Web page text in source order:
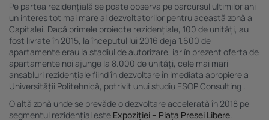
Pe partea rezidențială se poate observa pe parcursul ultimilor ani
un interes tot mai mare al dezvoltatorilor pentru această zonă a
Capitalei. Dacă primele proiecte rezidențiale, 100 de unități, au
fost livrate în 2015, la începutul lui 2016 deja 1.600 de
apartamente erau la stadiul de autorizare, iar în prezent oferta de
apartamente noi ajunge la 8.000 de unități, cele mai mari
ansabluri rezidențiale fiind în dezvoltare în imediata apropiere a
Universității Politehnică, potrivit unui studiu ESOP Consulting .
O altă zonă unde se prevăde o dezvoltare accelerată în 2018 pe
segmentul rezidențial este Expoziției – Piața Presei Libere.